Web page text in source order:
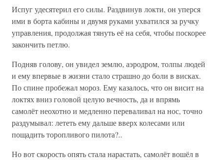
Испуг удесятерил его силы. Раздвинув локти, он уперся
ими в борта кабины и двумя руками ухватился за ручку
управления, продолжая тянуть её на себя, чтобы поскорее
закончить петлю.
Подняв голову, он увидел землю, аэродром, толпы людей
и ему впервые в жизни стало страшно до боли в висках.
По спине пробежал мороз. Ему казалось, что он висит на
локтях вниз головой целую вечность, да и впрямь
самолёт неохотно и медленно переваливал на нос, точно
раздумывал: лететь ему дальше вверх колесами или
пощадить торопливого пилота?..
Но вот скорость опять стала нарастать, самолёт вошёл в